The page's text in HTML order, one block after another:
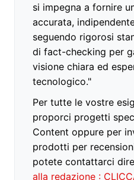
si impegna a fornire
accurata,
seguendo rigorosi
di fact-checking per
visione chiara ed
tecnologico."
Per tutte le vostre
proporci progetti
Content oppure per
prodotti per
potete contattarci
alla redazione :